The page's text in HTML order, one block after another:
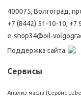
400075, Волгоград,
+7 (8442) 51-10-10, +7
e-shop34@oil-
Поддержка сайта
Сервисы
Анализ масла (Сервис